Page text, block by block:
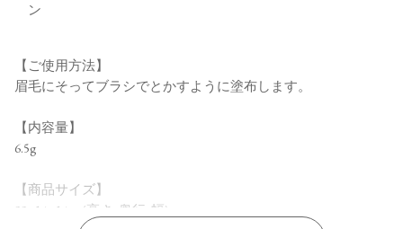
ン
【ご使用方法】
眉毛にそってブラシでとかすように塗布します。
【内容量】
6.5g
【商品サイズ】
99×14×14㎜(高さx奥行x幅)